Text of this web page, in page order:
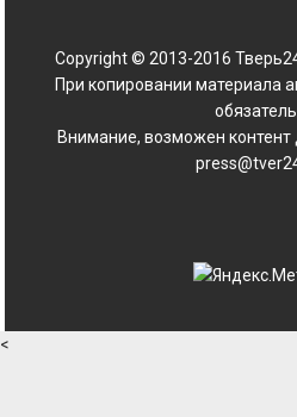
Copyright © 2013-2016
При копировании материала
Внимание, возможен контент
<